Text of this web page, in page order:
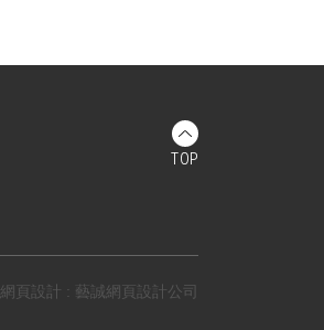
TOP
網頁設計 : 藝誠網頁設計公司